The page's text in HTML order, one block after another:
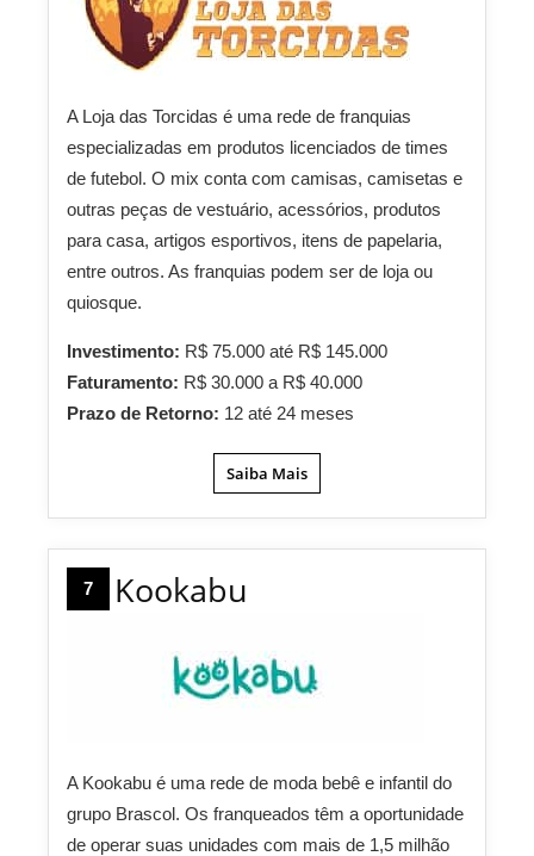
A Loja das Torcidas é uma rede de franquias
especializadas em produtos licenciados de times
de futebol. O mix conta com camisas, camisetas e
outras peças de vestuário, acessórios, produtos
para casa, artigos esportivos, itens de papelaria,
entre outros. As franquias podem ser de loja ou
quiosque.
Investimento: R$ 75.000 até R$ 145.000
Faturamento: R$ 30.000 a R$ 40.000
Prazo de Retorno: 12 até 24 meses
Saiba Mais
7 Kookabu
A Kookabu é uma rede de moda bebê e infantil do
grupo Brascol. Os franqueados têm a oportunidade
de operar suas unidades com mais de 1,5 milhão